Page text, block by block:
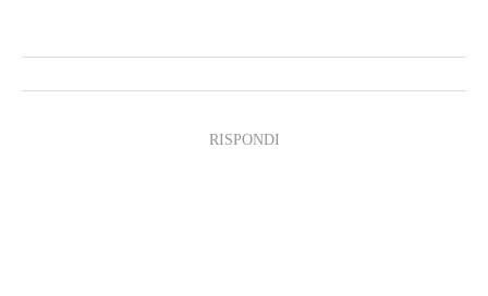
RISPONDI